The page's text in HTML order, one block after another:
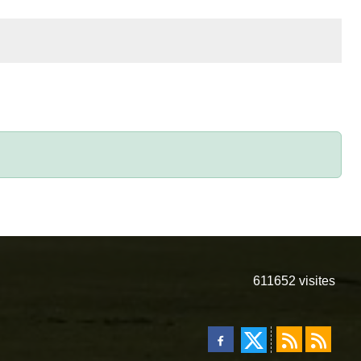
611652 visites